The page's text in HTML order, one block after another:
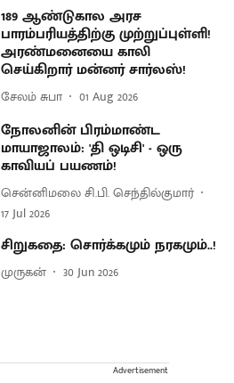
189 ஆண்டுகால அரச
பாரம்பரியத்திற்கு முற்றுப்புள்ளி!
அரண்மனையை காலி
செய்கிறார் மன்னர் சார்லஸ்!
சேலம் சுபா 01 Aug 2026
நோலனின் பிரம்மாண்ட
மாயாஜாலம்: 'தி ஒடிசி' - ஒரு
காவியப் பயணம்!
சென்னிமலை சி.பி. செந்தில்குமார்
17 Jul 2026
சிறுகதை: சொர்க்கமும் நரகமும்..!
முருகன் 30 Jun 2026
Advertisement